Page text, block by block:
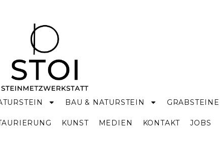
BAU & NATURSTEIN GRABSTEINE
KUNST MEDIEN KONTAKT JOBS